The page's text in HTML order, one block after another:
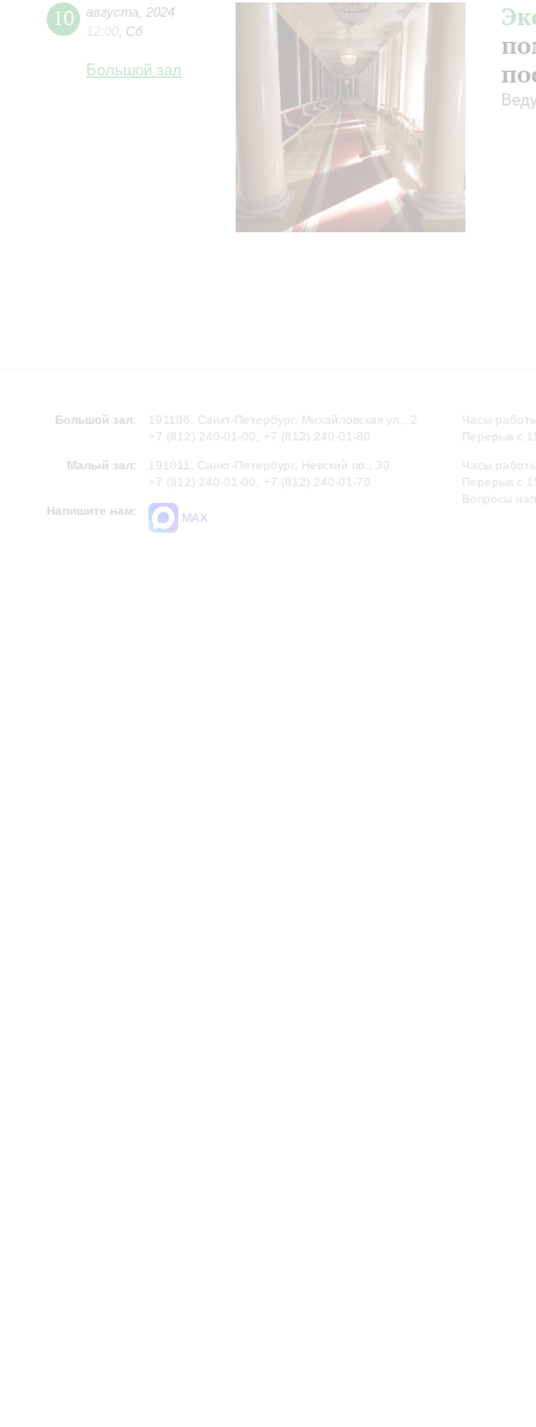
10 августа
2024
12:00 Сб
Большой зал
Большой зал:
191186, Санкт-Петербург, Михайловская ул., 2
+7 (812) 240-01-00, +7 (812) 240-01-80
Малый зал:
191011, Санкт-Петербург, Невский пр., 30
+7 (812) 240-01-00, +7 (812) 240-01-70
Напишите нам:
MAX
Часы
Перерыв с
Часы
Перерыв с
Вопросы